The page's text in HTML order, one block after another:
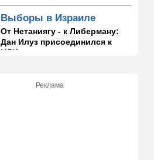
Выборы в Израиле
От Нетаниягу - к Либерману:
Дан Илуз присоединился к
НДИ
Грузия во тьме: столица
Реклама